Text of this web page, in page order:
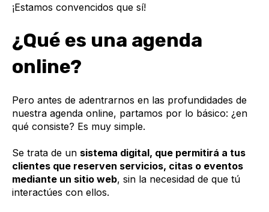
¡Estamos convencidos que sí!
¿Qué es una agenda
online?
Pero antes de adentrarnos en las profundidades de
nuestra agenda online, partamos por lo básico: ¿en
qué consiste? Es muy simple.
Se trata de un sistema digital, que permitirá a tus
clientes que reserven servicios, citas o eventos
mediante un sitio web, sin la necesidad de que tú
interactúes con ellos.